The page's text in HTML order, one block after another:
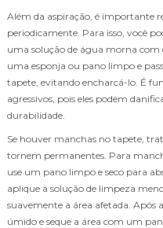
Além da aspiração, é importante
periodicamente. Para isso, você
uma solução de água morna
uma esponja ou pano limpo e
tapete, evitando encharcá-lo. É
agressivos, pois eles podem
durabilidade.
Se houver manchas no tapete,
tornem permanentes. Para
use um pano limpo e seco para
aplique a solução de limpeza
suavemente a área afetada.
úmido e seque a área com um